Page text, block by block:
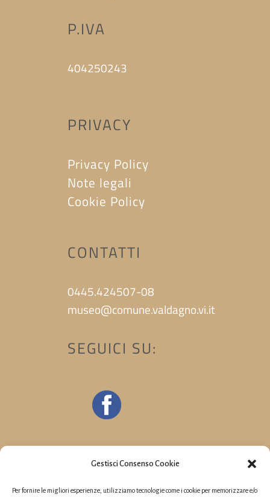
Gestisci Consenso Cookie
Per fornire le migliori esperienze, utilizziamo tecnologie come i cookie per memorizzare e/o
P.IVA
404250243
PRIVACY
Privacy Policy
Note legali
Cookie Policy
CONTATTI
0445.424507-08
museo@comune.valdagno.vi.it
SEGUICI SU: